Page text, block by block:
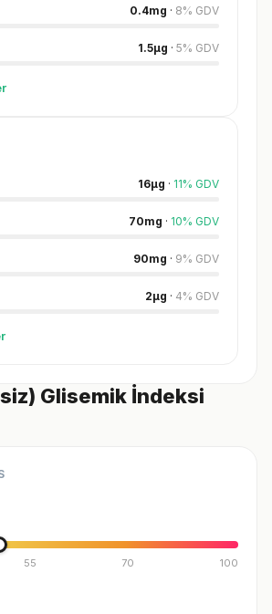
0.4mg · 8% GDV
1.5µg · 5% GDV
16µg · 11% GDV
70mg · 10% GDV
90mg · 9% GDV
2µg · 4% GDV
Glisemik İndeksi
55 70 100